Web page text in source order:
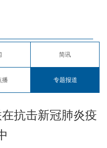
简讯
播 专题报道
在抗击新冠肺炎疫